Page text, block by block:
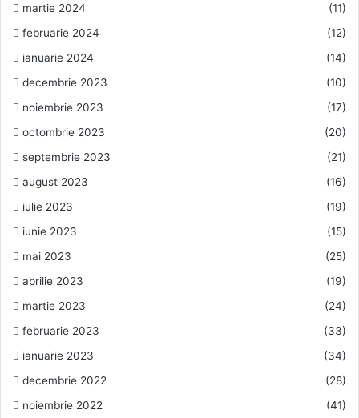
martie 2024
(11)
februarie 2024
(12)
ianuarie 2024
(14)
decembrie 2023
(10)
noiembrie 2023
(17)
octombrie 2023
(20)
septembrie 2023
(21)
august 2023
(16)
iulie 2023
(19)
iunie 2023
(15)
mai 2023
(25)
aprilie 2023
(19)
martie 2023
(24)
februarie 2023
(33)
ianuarie 2023
(34)
decembrie 2022
(28)
noiembrie 2022
(41)